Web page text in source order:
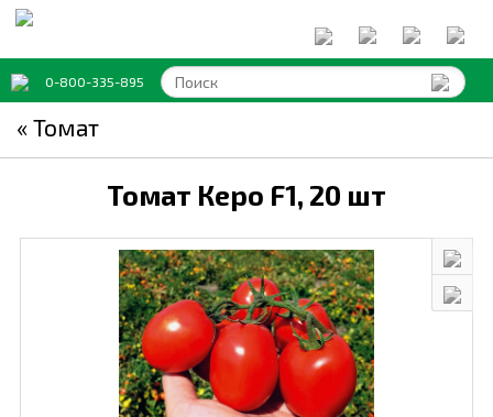
0-800-335-895
« Томат
Томат Керо F1, 20 шт